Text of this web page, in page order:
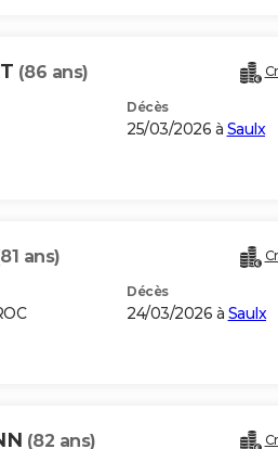
(86 ans)
Décès
25/03/2026 à Saulx
ans)
Décès
24/03/2026 à Saulx
(82 ans)